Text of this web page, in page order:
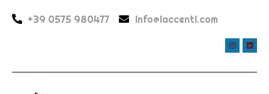
+39 0575 980477 info@laccenti.com